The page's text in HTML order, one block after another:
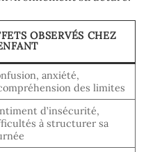
OBSERVÉS CHEZ
anxiété,
des limites
d’insécurité,
à structurer sa